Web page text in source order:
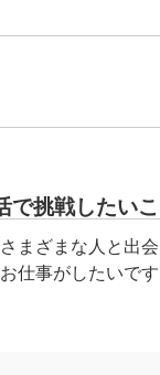
で挑戦したい
まざまな人と出
仕事がしたいです